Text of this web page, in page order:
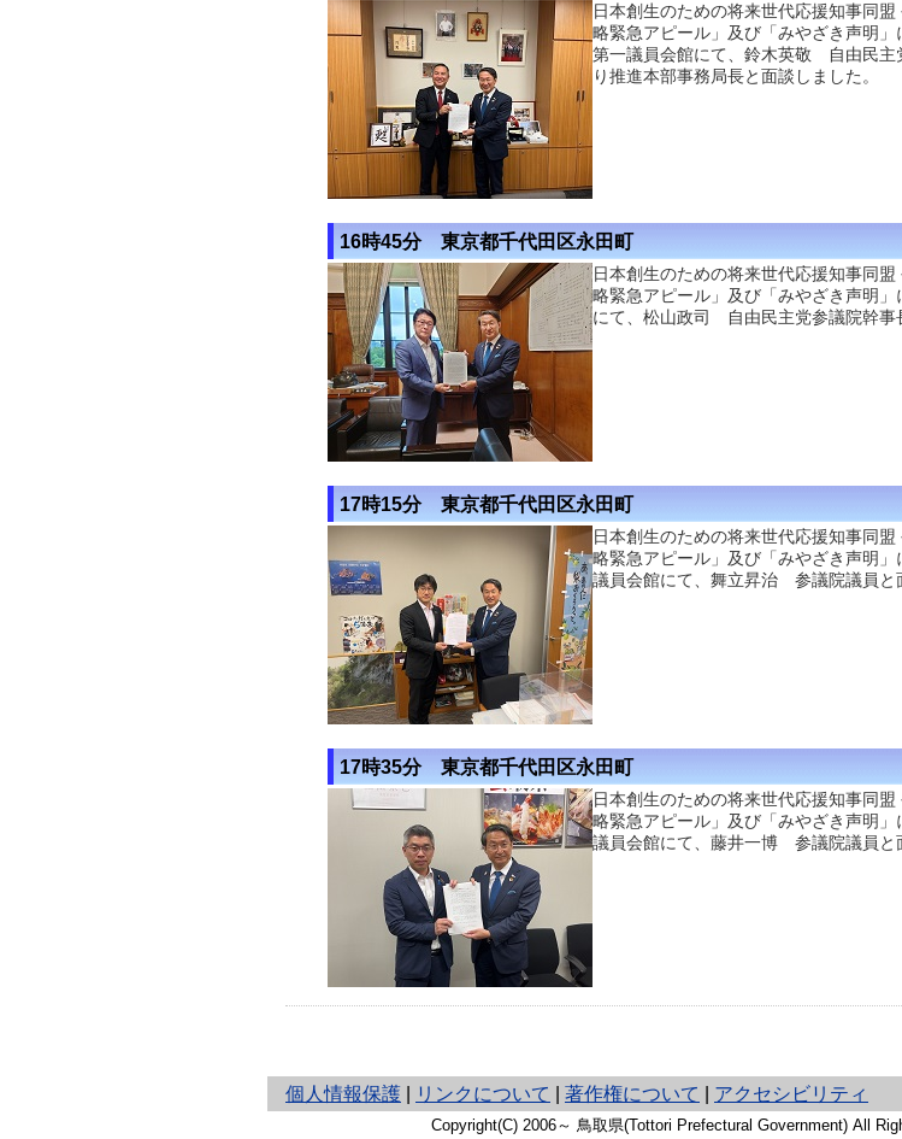
日本創生のための将来世代応援知事同
略緊急アピール」及び「みやざき声明
第一議員会館にて、鈴木英敬 自由民主
り推進本部事務局長と面談しました。
16時45分 東京都千代田区永田町
日本創生のための将来世代応援知事同
略緊急アピール」及び「みやざき声明
にて、松山政司 自由民主党参議院幹事
17時15分 東京都千代田区永田町
日本創生のための将来世代応援知事同
略緊急アピール」及び「みやざき声明
議員会館にて、舞立昇治 参議院議員と
17時35分 東京都千代田区永田町
日本創生のための将来世代応援知事同
略緊急アピール」及び「みやざき声明
議員会館にて、藤井一博 参議院議員と
個人情報保護
と
り
リンクについて 著作権について アクセシビリティ
Copyright(C) 2006～ 鳥取県(Tottori Prefectural Government) All